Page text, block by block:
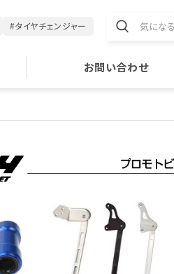
#タイヤチェンジャー
お問い合わせ